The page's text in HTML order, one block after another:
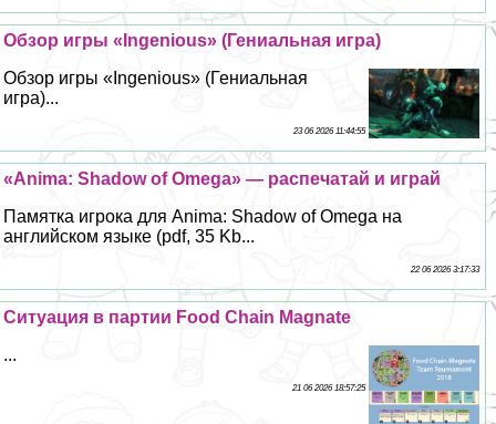
Обзор игры «Ingenious» (Гениальная игра)
Обзор игры «Ingenious» (Гениальная
игра)...
23 06 2026 11:44:55
«Anima: Shadow of Omega» — распечатай и играй
Памятка игрока для Anima: Shadow of Omega на
английском языке (pdf, 35 Kb...
22 06 2026 3:17:33
Ситуация в партии Food Chain Magnate
...
21 06 2026 18:57:25